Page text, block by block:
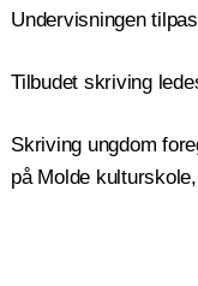
Undervisningen
Tilbudet skriving
Skriving ungdom
på Molde